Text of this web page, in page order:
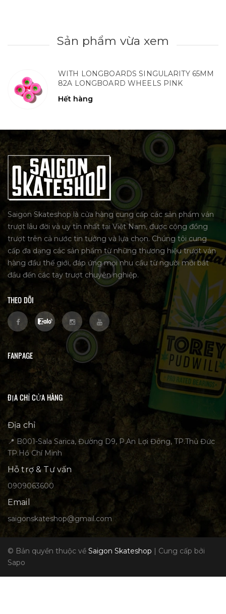
Sản phẩm vừa xem
WITH LONGBOARDS SINGULARITY 65MM
82A LONGBOARD WHEELS PINK
Hết hàng
Saigon Skateshop là cửa hàng cung cấp các sản phẩm ván
trượt lâu đời và uy tín nhất tại Việt Nam, được cộng đồng
trượt trên cả nước tin tưởng và lựa chọn. Chúng tôi cung
cấp đa dạng các sản phẩm từ những thương hiệu trượt ván
hàng đầu thế giới, đáp ứng mọi nhu cầu từ người mới bắt
đầu đến các tay trượt chuyên nghiệp.
THEO DÕI
FANPAGE
ĐỊA CHỈ CỬA HÀNG
Địa chỉ
📍 B001-Sala Sarica, Đường D9, P.An Lợi Đông, TP.Thủ Đức
TP.Hồ Chí Minh
Hỗ trợ & Tư vấn
0909063600
Email
saigonskateshop@gmail.com
© Bản quyền thuộc về Saigon Skateshop | Cung cấp bởi
Sapo